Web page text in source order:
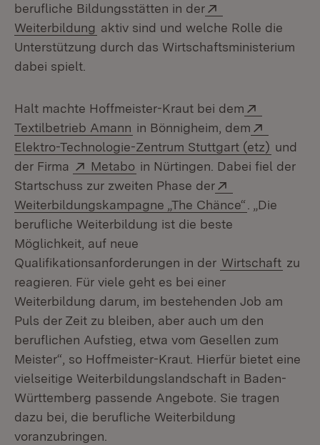
berufliche Bildungsstätten in der
Weiterbildung (Öffnet in neuem Fenster)
aktiv sind und welche Rolle die
Unterstützung durch das Wirtschaftsministerium
dabei spielt.
Halt machte Hoffmeister-Kraut bei dem
Textilbetrieb Amann (Öffnet in neuem Fenster)
in Bönnigheim, dem
Elektro-Technologie-Zentrum Stuttgart (etz) (Öffnet
und
der Firma
Extern:
Metabo (Öffnet in neuem Fenster)
in Nürtingen. Dabei fiel der
Startschuss zur zweiten Phase der
Weiterbildungskampagne „The Chänce“ (Öffnet in
. „Die
berufliche Weiterbildung ist die beste
Möglichkeit, auf neue
Qualifikationsanforderungen in der Wirtschaft zu
reagieren. Für viele geht es bei einer
Weiterbildung darum, im bestehenden Job am
Puls der Zeit zu bleiben, aber auch um den
beruflichen Aufstieg, etwa vom Gesellen zum
Meister“, so Hoffmeister-Kraut. Hierfür bietet eine
vielseitige Weiterbildungslandschaft in Baden-
Württemberg passende Angebote. Sie tragen
dazu bei, die berufliche Weiterbildung
voranzubringen.